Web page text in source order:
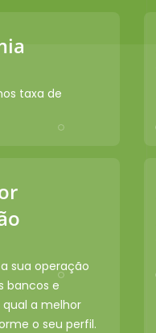
taxa de
sua operação
bancos e
a melhor
o seu perfil.